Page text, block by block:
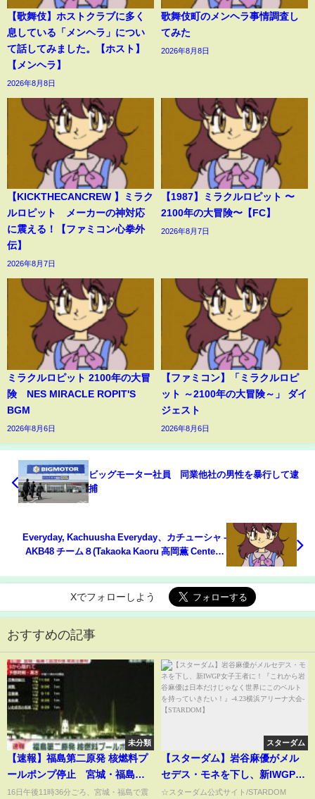
【歌舞伎】ホストクラブに多く
息している「メンヘラ」につい
て話してみました。【ホスト】
【メンヘラ】
2026年8月8日
歌舞伎町のメンヘラ事情調査し
てみた
2026年8月8日
【KICKTHECANCREW 】ミラク
ルロピット メーカーの神対応
に震える！【ファミコン心拳外
伝】
2026年8月7日
【1987】ミラクルロピット 〜
2100年の大冒険〜【FC】
2026年8月7日
ミラクルロピット 2100年の大冒
険 NES MIRACLE ROPIT'S
BGM
2026年8月6日
【ファミコン】「ミラクルロピ
ット ～2100年の大冒険～」 ダイ
ジェスト
2026年8月6日
ビッグモーター社員 同業他社の男性を暴行して逮
捕
Everyday, Kachuusha Everyday、カチューシャ -
AKB48 チーム８(Takaoka Kaoru 高岡薫 Center) |
Xでフォローしよう
おすすめの記事
未分類
【速報】福島第二原発 核燃料プ
ールポンプ停止 宮城・福島で
震度６強
16日午後11時36分ごろ、宮城・福島で震
スターダム
【スターダム】岩谷麻優がメル
セデス・モネを下し、新IWGP女
子王者に！『これから岩谷麻優
☆スターダム公式サイト/STARDOM